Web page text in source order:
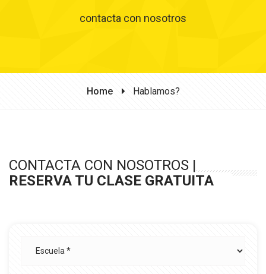
contacta con nosotros
Home Hablamos?
CONTACTA CON NOSOTROS |
RESERVA TU CLASE GRATUITA